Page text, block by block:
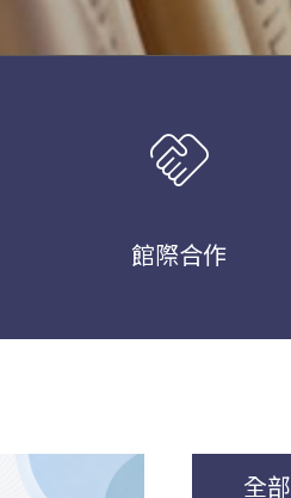
handshake
館際合作
全部